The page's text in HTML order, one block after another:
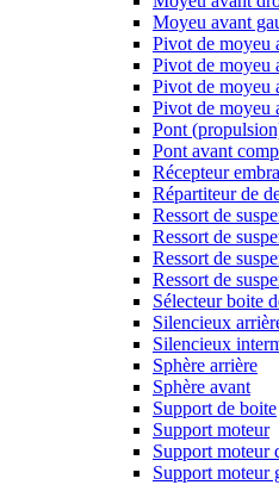
Moyeu avant
Pivot de moyeu
Pivot de moyeu
Pivot de moyeu
Pivot de moyeu
Pont
Pont avant
Récepteur
Répartiteur de
Ressort de
Ressort de
Ressort de
Ressort de
Sélecteur boite
Silencieux
Silencieux
Sphère arrière
Sphère avant
Support de boite
Support moteur
Support moteur
Support moteur